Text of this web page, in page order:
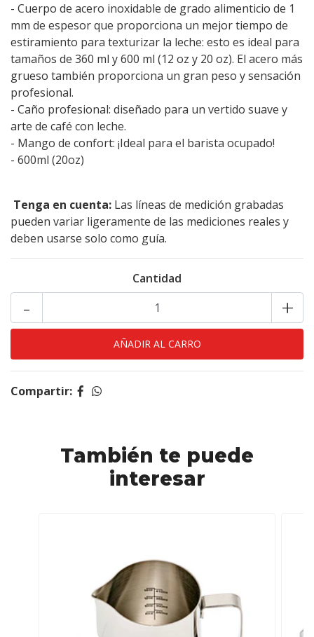
‎- Cuerpo de acero inoxidable de grado alimenticio de 1
mm de espesor que proporciona un mejor tiempo de
estiramiento para texturizar la leche: esto es ideal para
tamaños de 360 ml y 600 ml (12 oz y 20 oz). El acero más
grueso también proporciona un gran peso y sensación
profesional. ‎
‎- Caño profesional: diseñado para un vertido suave y
arte de café con leche.‎
‎- Mango de confort: ¡Ideal para el barista ocupado!‎
‎- 600ml (20oz)‎
‎ Tenga en cuenta:‎ ‎ Las líneas de medición grabadas
pueden variar ligeramente de las mediciones reales y
deben usarse solo como guía.‎
Cantidad
+
-
Compartir:
También te puede
interesar